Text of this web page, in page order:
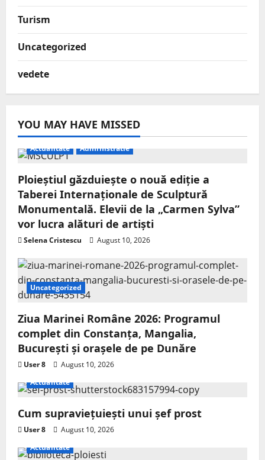
Turism
Uncategorized
vedete
YOU MAY HAVE MISSED
Actualitate Administratie
Ploieștiul găzduiește o nouă ediție a
Taberei Internaționale de Sculptură
Monumentală. Elevii de la „Carmen Sylva”
vor lucra alături de artiști
Selena Cristescu August 10, 2026
Uncategorized
Ziua Marinei Române 2026: Programul
complet din Constanța, Mangalia,
București și orașele de pe Dunăre
User 8
August 10, 2026
Actualitate
Cum supraviețuiești unui șef prost
User 8
August 10, 2026
Actualitate